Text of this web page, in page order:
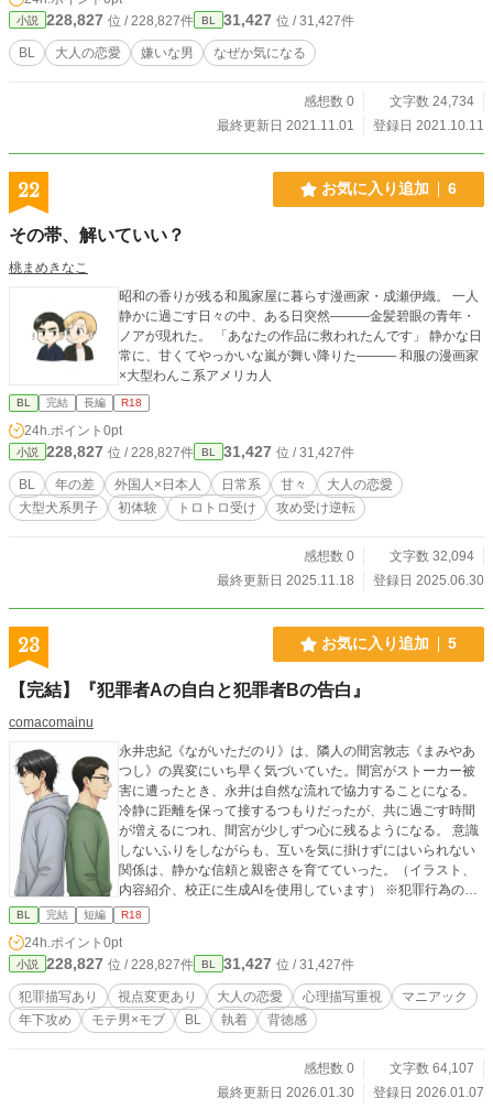
寄せられるようにして、いがみ合いながらもその存在が気になっていく。嫌いだ
と思っていた男が気になって仕方がない。 こんな自分は知らない。まさかこの
俺が男に惚れるとは…。あいつと出逢った事は偶然なのか運命なのか…？
小説 228,827 位 / 228,827件 BL 31,427 位 / 31,427件
BL 大人の恋愛 嫌いな男 なぜか気になる
感想数 0
文字数 24,734
最終更新日 2021.11.01
登録日 2021.10.11
22 お気に入り追加 6
その帯、解いていい？
桃まめきなこ
昭和の香りが残る和風家屋に暮らす漫画家・成瀬伊織。 一人
静かに過ごす日々の中、ある日突然―――金髪碧眼の青年・
ノアが現れた。 「あなたの作品に救われたんです」 静かな日
常に、甘くてやっかいな嵐が舞い降りた――― 和服の漫画家
×大型わんこ系アメリカ人
BL 完結 長編 R18
24h.ポイント 0pt
小説 228,827 位 / 228,827件 BL 31,427 位 / 31,427件
BL 年の差 外国人×日本人 日常系 甘々
大人の恋愛
大型犬系男子
初体験 トロトロ受け 攻め受け逆転
感想数 0
文字数 32,094
最終更新日 2025.11.18
登録日 2025.06.30
23 お気に入り追加 5
【完結】『犯罪者Aの自白と犯罪者Bの告白』
comacomainu
永井忠紀《ながいただのり》は、隣人の間宮敦志《まみやあ
つし》の異変にいち早く気づいていた。間宮がストーカー被
害に遭ったとき、永井は自然な流れで協力することになる。
冷静に距離を保って接するつもりだったが、共に過ごす時間
が増えるにつれ、間宮が少しずつ心に残るようになる。 意識
しないふりをしながらも、互いを気に掛けずにはいられない
関係は、静かな信頼と親密さを育てていった。（イラスト、
内容紹介、校正に生成AIを使用しています） ※犯罪行為の描
写がある為、R-18とします。
BL 完結 短編 R18
24h.ポイント 0pt
小説 228,827 位 / 228,827件 BL 31,427 位 / 31,427件
犯罪描写あり 視点変更あり 大人の恋愛 心理描写重視
マニアック
年下攻め
モテ男×モブ BL 執着 背徳感
感想数 0
文字数 64,107
最終更新日 2026.01.30
登録日 2026.01.07